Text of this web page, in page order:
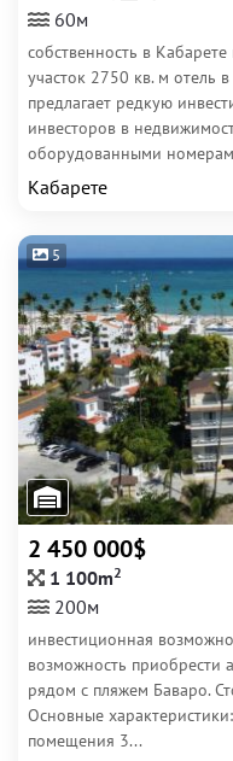
60м
собственность в
участок 2750 кв. м отель
предлагает редкую
инвесторов в
оборудованными
Кабарете
5
2 450 000$
1 100m2
200м
инвестиционная
возможность приобрести
рядом с пляжем Баваро.
Основные
помещения 3...